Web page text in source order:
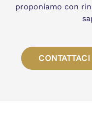
proponiamo con